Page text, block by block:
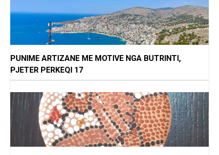
PUNIME ARTIZANE ME MOTIVE NGA BUTRINTI,
PJETER PERKEQI 17